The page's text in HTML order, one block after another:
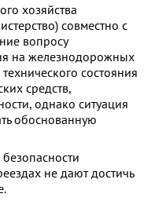
хозяйства
совместно с
вопросу
на железнодорожных
состояния
средств,
однако ситуация
обоснованную
не дают достичь